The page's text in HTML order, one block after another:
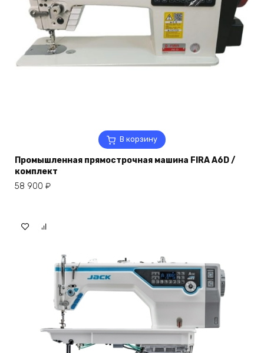
В корзину
Промышленная прямострочная машина FIRA A6D /
комплект
58 900 ₽